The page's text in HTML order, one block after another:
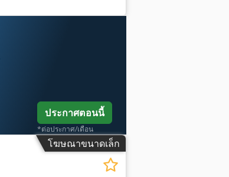
ประกาศตอนนี้
*ต่อประกาศ/เดือน
โฆษณาขนาดเล็ก